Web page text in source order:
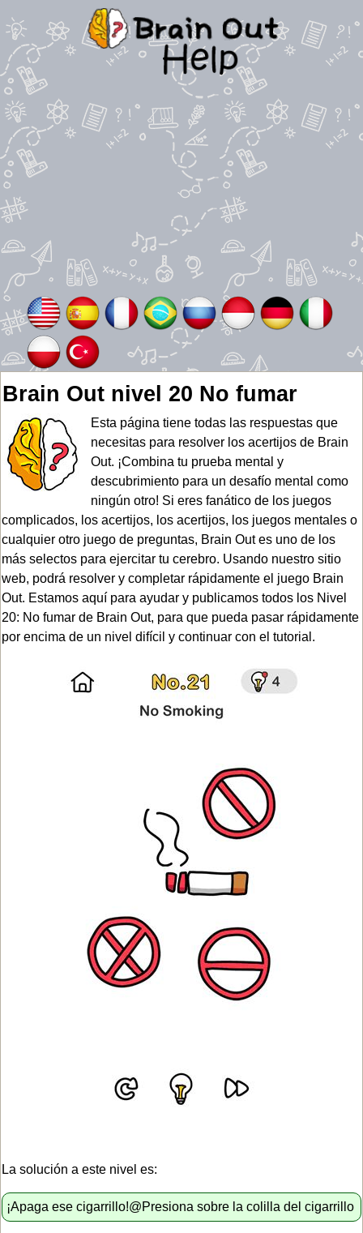
Brain Out nivel 20 No fumar
Esta página tiene todas las respuestas que
necesitas para resolver los acertijos de Brain
Out. ¡Combina tu prueba mental y
descubrimiento para un desafío mental como
ningún otro! Si eres fanático de los juegos
complicados, los acertijos, los acertijos, los juegos mentales o
cualquier otro juego de preguntas, Brain Out es uno de los
más selectos para ejercitar tu cerebro. Usando nuestro sitio
web, podrá resolver y completar rápidamente el juego Brain
Out. Estamos aquí para ayudar y publicamos todos los Nivel
20: No fumar de Brain Out, para que pueda pasar rápidamente
por encima de un nivel difícil y continuar con el tutorial.
La solución a este nivel es:
¡Apaga ese cigarrillo!@Presiona sobre la colilla del cigarrillo